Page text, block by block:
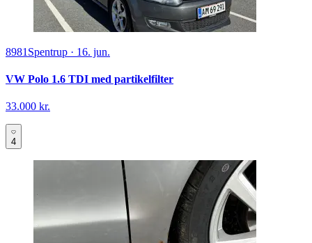
8981 Spentrup · 16. jun.
VW Polo 1.6 TDI med partikelfilter
33.000 kr.
4